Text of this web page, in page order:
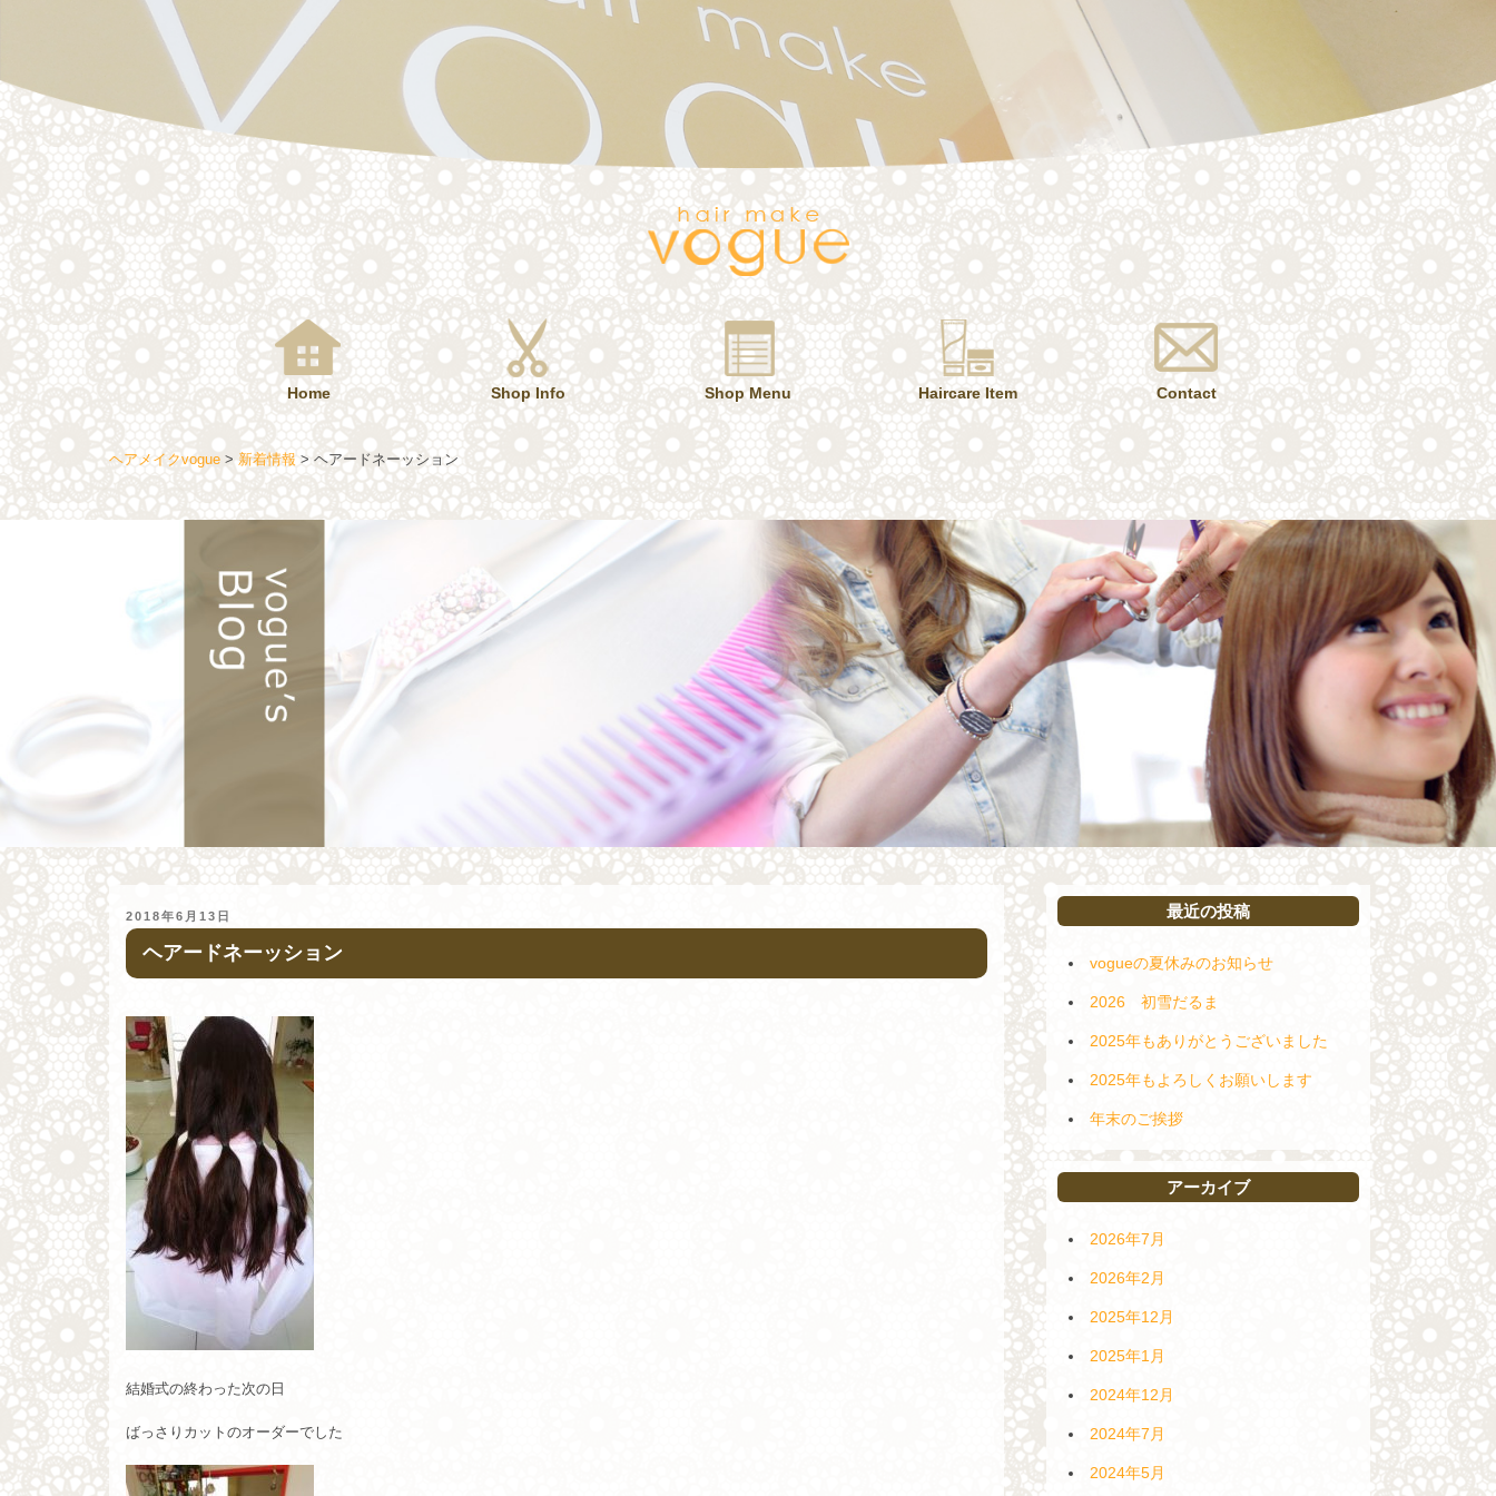
ツ
へ
ス
キ
プ
Home Shop Info Shop Menu Haircare Item Contact
ヘアメイクvogue>新着情報 > ヘアードネーッション
投
稿
日:
2018年6月13日
ヘアードネーッション
結婚式の終わった次の日
ばっさりカットのオーダーでした
最近の投稿
vogueの夏休みのお知らせ
2026 初雪だるま
2025年もありがとうございました
2025年もよろしくお願いします
年末のご挨拶
アーカイブ
2026年7月
2026年2月
2025年12月
2025年1月
2024年12月
2024年7月
2024年5月